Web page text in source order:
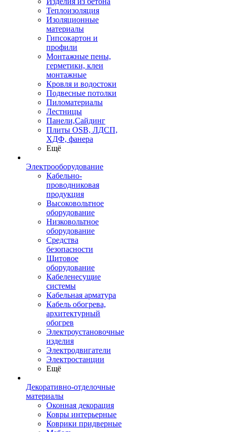
Теплоизоляция
Изоляционные
материалы
Гипсокартон и
профили
Монтажные пены,
герметики, клеи
монтажные
Кровля и водостоки
Подвесные потолки
Пиломатериалы
Лестницы
Панели,Сайдинг
Плиты OSB, ЛДСП,
ХДФ, фанера
Ещё
Электрооборудование
Кабельно-
проводниковая
продукция
Высоковольтное
оборудование
Низковольтное
оборудование
Средства
безопасности
Щитовое
оборудование
Кабеленесущие
системы
Кабельная арматура
Кабель обогрева,
архитектурный
обогрев
Электроустановочные
изделия
Электродвигатели
Электростанции
Ещё
Декоративно-отделочные
материалы
Оконная декорация
Ковры интерьерные
Коврики придверные